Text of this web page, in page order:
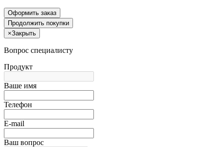
Оформить заказ
Продолжить покупки
×Закрыть
Вопрос специалисту
Продукт
Ваше имя
Телефон
E-mail
Ваш вопрос